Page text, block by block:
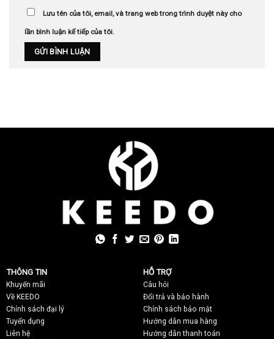
Lưu tên của tôi, email, và trang web trong trình duyệt này cho
lần bình luận kế tiếp của tôi.
THÔNG TIN
Khuyến mãi
Về KEEDO
Chính sách đại lý
Tuyển dụng
Liên hệ
HỖ TRỢ
Câu hỏi
Đổi trả và bảo hành
Chính sách bảo mật
Hướng dẫn mua hàng
Hướng dẫn thanh toán